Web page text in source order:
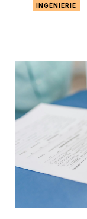
INGÉNIERIE